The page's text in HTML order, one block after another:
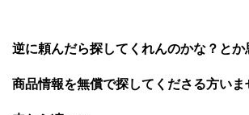
逆に頼んだら探してくれんのかな？とか
商品情報を無償で探してくださる方いま